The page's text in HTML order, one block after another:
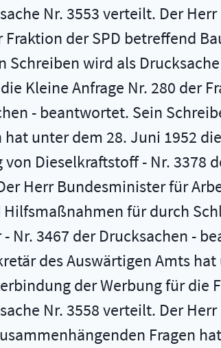
Nr. 3553 verteilt. Der
der SPD betreffend
wird als
Kleine Anfrage Nr. 280 der
- beantwortet. Sein
unter dem 28. Juni 1952
Dieselkraftstoff - Nr. 3378
Herr Bundesminister für
Hilfsmaßnahmen für durch
Nr. 3467 der Drucksachen -
des Auswärtigen Amts
der Werbung für die
Nr. 3558 verteilt. Der
Fragen